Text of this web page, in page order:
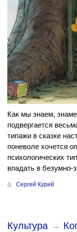
Как мы знаем,
подвергается
типажи в сказке
поневоле хочется
психологических
впадать в безумно-
Сергей Курий
Культура →